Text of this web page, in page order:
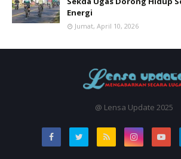
Energi
Jumat, April 10, 2026
@ Lensa Update 2025